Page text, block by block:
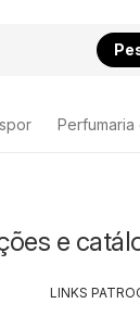
Perfumaria
e
LINKS